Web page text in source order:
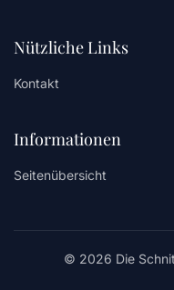
Nützliche Links
Kontakt
Informationen
Seitenübersicht
© 2026 Die